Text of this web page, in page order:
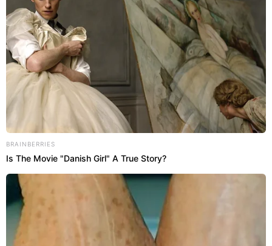
Como dobrar o espaço
do guarda-roupa?
Descubra o método
simples de organização que
otimiza cada centímetro
livre das suas gavetas e
prateleiras de forma
rápida…
Leia mais
BRAINBERRIES
Is The Movie "Danish Girl" A True Story?